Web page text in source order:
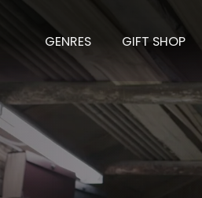
GENRES GIFT SHOP